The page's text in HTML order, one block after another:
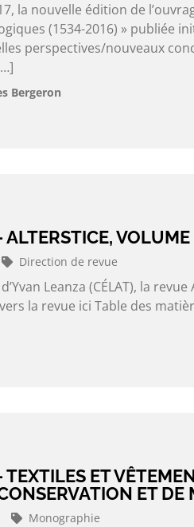
la nouvelle édition de
(1534-2016) » publiée
perspectives/nouveaux
Bergeron
Direction de revue
Leanza (CÉLAT), la
la revue ici Table des
ET
ET DE
Monographie